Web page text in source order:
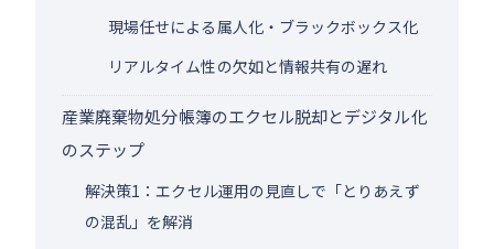
現場任せによる属人化・ブラックボックス化
リアルタイム性の欠如と情報共有の遅れ
産業廃棄物処分帳簿のエクセル脱却とデジタル化
のステップ
解決策1：エクセル運用の見直しで「とりあえず
の混乱」を解消